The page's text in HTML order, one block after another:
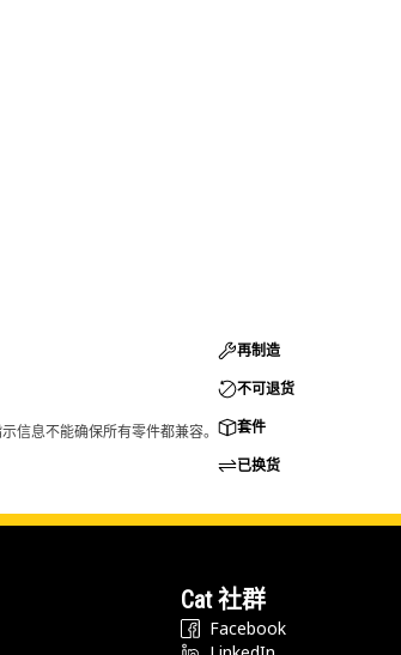
信息不能确保所有零件都兼容。
再制造
不可退货
套件
已换货
Cat 社群
Facebook